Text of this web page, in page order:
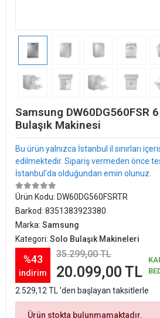
Samsung DW60DG560FSR
Bulaşık Makinesi
Bu ürün yalnızca İstanbul il sınırları
edilmektedir. Sipariş vermeden önce
İstanbul'da olduğundan emin olunuz.
Ürün Kodu: DW60DG560FSRTR
Barkod: 8351383923380
Marka: Samsung
Kategori: Solo Bulaşık Makineleri
%43
indirim
35.299,00 TL
20.099,00 TL
2.529,12 TL 'den başlayan taksitlerle
Ürün stokta bulunmamaktadır.